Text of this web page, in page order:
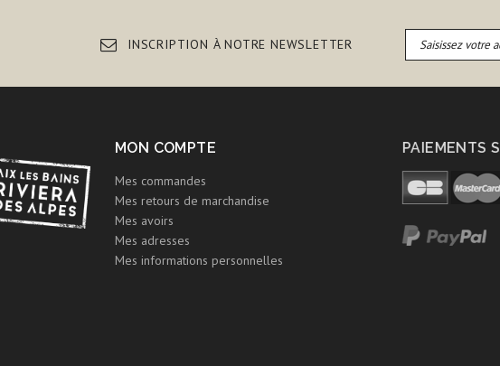
INSCRIPTION À NOTRE NEWSLETTER
MON COMPTE
Mes commandes
Mes retours de marchandise
Mes avoirs
Mes adresses
Mes informations personnelles
PAIEMENTS